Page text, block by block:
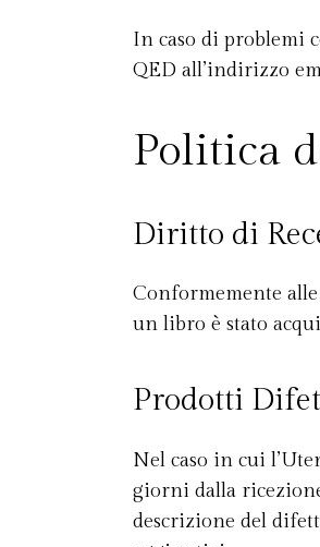
In caso di problemi
QED all’indirizzo
Politica
Diritto di
Conformemente
un libro è stato
Prodotti
Nel caso in cui
giorni dalla
descrizione del